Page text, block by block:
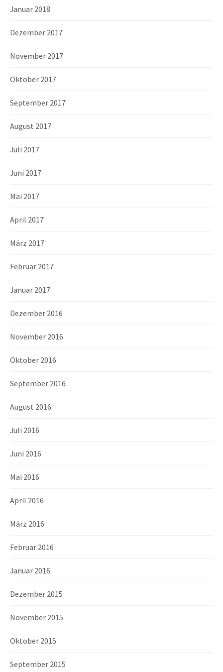
Januar 2018
Dezember 2017
November 2017
Oktober 2017
September 2017
August 2017
Juli 2017
Juni 2017
Mai 2017
April 2017
März 2017
Februar 2017
Januar 2017
Dezember 2016
November 2016
Oktober 2016
September 2016
August 2016
Juli 2016
Juni 2016
Mai 2016
April 2016
März 2016
Februar 2016
Januar 2016
Dezember 2015
November 2015
Oktober 2015
September 2015